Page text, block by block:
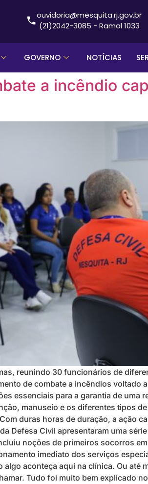
ouvidoria@mesquita.rj.gov.br
(21)2042-3085 - Ramal 1033
GOVERNO NOTÍCIAS
a incêndio
reunindo 30 funcionários de
de combate a incêndios
essenciais para a garantia de
manuseio e os diferentes tipos
duras horas de duração, a ação
Defesa Civil apresentaram uma
noções de primeiros socorros
imediato dos serviços
aconteça aqui na clínica. Ou até
Tudo foi muito bem explicado